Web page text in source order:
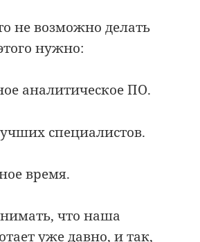
не возможно делать
нужно:
аналитическое ПО.
специалистов.
время.
что наша
уже давно, и так,